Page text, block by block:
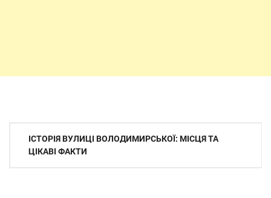
Навігація
записів
ІСТОРІЯ ВУЛИЦІ ВОЛОДИМИРСЬКОЇ: МІСЦЯ ТА
ЦІКАВІ ФАКТИ